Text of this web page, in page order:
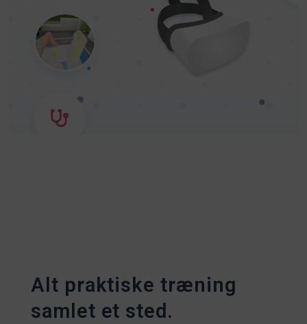
Alt praktiske træning
samlet et sted.